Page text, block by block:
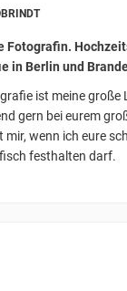
Fotografin.
in Berlin und
ist meine große
gern bei eurem
mir, wenn ich eure
festhalten darf.